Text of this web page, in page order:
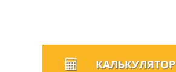
КАЛЬКУЛЯТОР